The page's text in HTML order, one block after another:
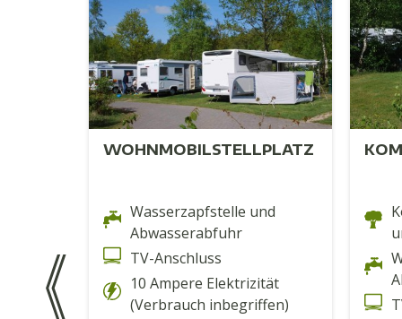
WOHNMOBILSTELLPLATZ
Wasserzapfstelle und
Abwasserabfuhr
TV-Anschluss
10 Ampere Elektrizität
(Verbrauch inbegriffen)